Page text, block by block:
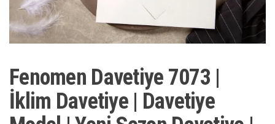
Fenomen Davetiye 7073 |
İklim Davetiye | Davetiye